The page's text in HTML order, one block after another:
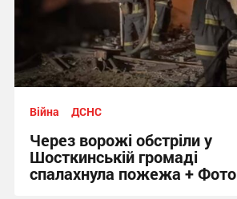
Війна ДСНС
Через ворожі обстріли у
Шосткинській громаді
спалахнула пожежа + Фото